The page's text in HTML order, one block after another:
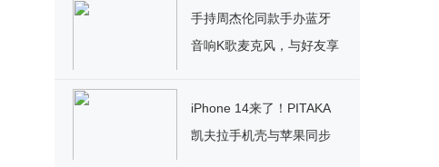
手持周杰伦同款手办蓝牙
音响K歌麦克风，与好友享
iPhone 14来了！PITAKA
凯夫拉手机壳与苹果同步